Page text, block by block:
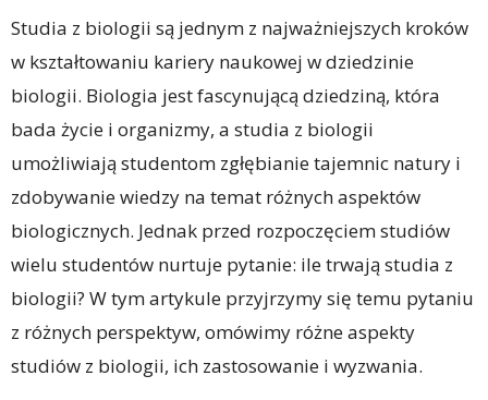
Studia z biologii są jednym z najważniejszych kroków
w kształtowaniu kariery naukowej w dziedzinie
biologii. Biologia jest fascynującą dziedziną, która
bada życie i organizmy, a studia z biologii
umożliwiają studentom zgłębianie tajemnic natury i
zdobywanie wiedzy na temat różnych aspektów
biologicznych. Jednak przed rozpoczęciem studiów
wielu studentów nurtuje pytanie: ile trwają studia z
biologii? W tym artykule przyjrzymy się temu pytaniu
z różnych perspektyw, omówimy różne aspekty
studiów z biologii, ich zastosowanie i wyzwania.